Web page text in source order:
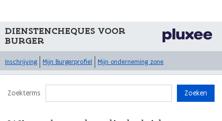
DIENSTENCHEQUES VOOR
BURGER
Inschrijving Mijn Burgerprofiel Mijn onderneming zone
Zoekterms Zoeken